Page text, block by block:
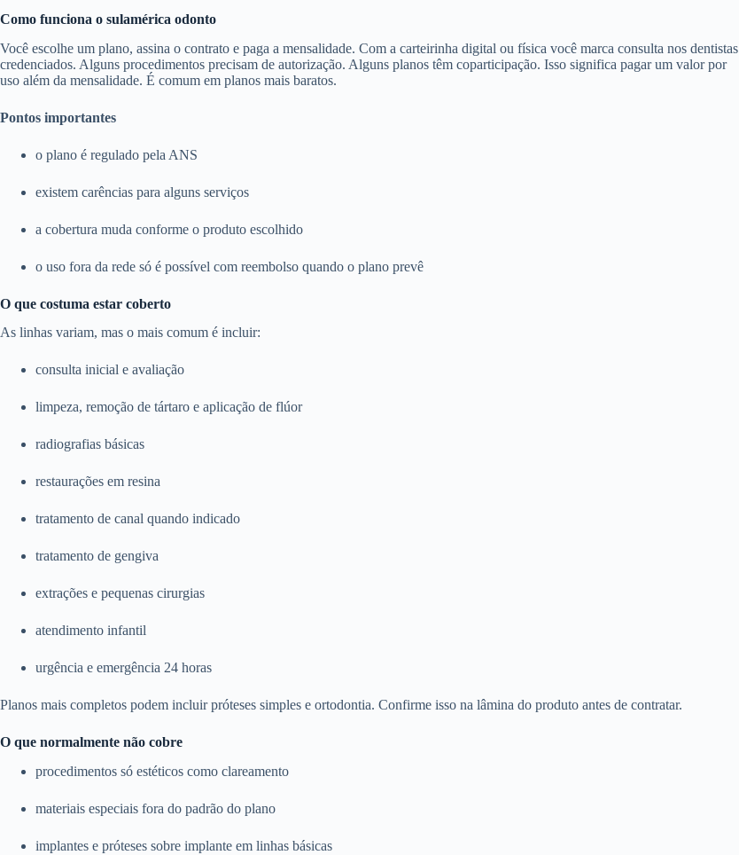
Como funciona o sulamérica odonto
Você escolhe um plano, assina o contrato e paga a mensalidade. Com a carteirinha digital ou física você marca consulta nos dentistas
credenciados. Alguns procedimentos precisam de autorização. Alguns planos têm coparticipação. Isso significa pagar um valor por
uso além da mensalidade. É comum em planos mais baratos.
Pontos importantes
o plano é regulado pela ANS
existem carências para alguns serviços
a cobertura muda conforme o produto escolhido
o uso fora da rede só é possível com reembolso quando o plano prevê
O que costuma estar coberto
As linhas variam, mas o mais comum é incluir:
consulta inicial e avaliação
limpeza, remoção de tártaro e aplicação de flúor
radiografias básicas
restaurações em resina
tratamento de canal quando indicado
tratamento de gengiva
extrações e pequenas cirurgias
atendimento infantil
urgência e emergência 24 horas
Planos mais completos podem incluir próteses simples e ortodontia. Confirme isso na lâmina do produto antes de contratar.
O que normalmente não cobre
procedimentos só estéticos como clareamento
materiais especiais fora do padrão do plano
implantes e próteses sobre implante em linhas básicas